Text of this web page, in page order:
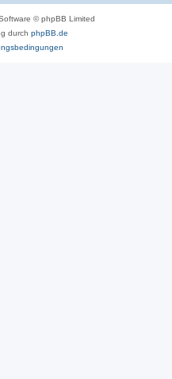
© phpBB Limited
durch phpBB.de